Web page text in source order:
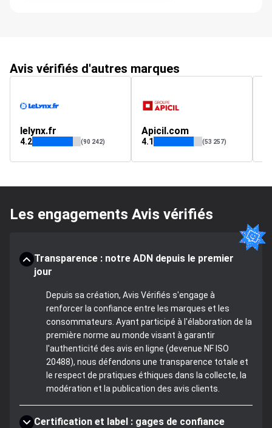
Avis vérifiés d'autres marques
lelynx.fr
4.2 (90 242)
Apicil.com
4.1 (53 257)
Les engagements Avis vérifiés
Transparence : notre ADN depuis le premier
jour
Depuis sa création, Avis Vérifiés s'engage à
renforcer la confiance entre les marques et les
consommateurs. Ayant participé à l'élaboration de la
première norme au monde visant à garantir
l'authenticité des avis en ligne (devenue NF ISO
20488), nous défendons une transparence totale et
le respect de pratiques éthiques dans la collecte, la
modération et la publication des avis clients.
Certification et label : gages de confiance